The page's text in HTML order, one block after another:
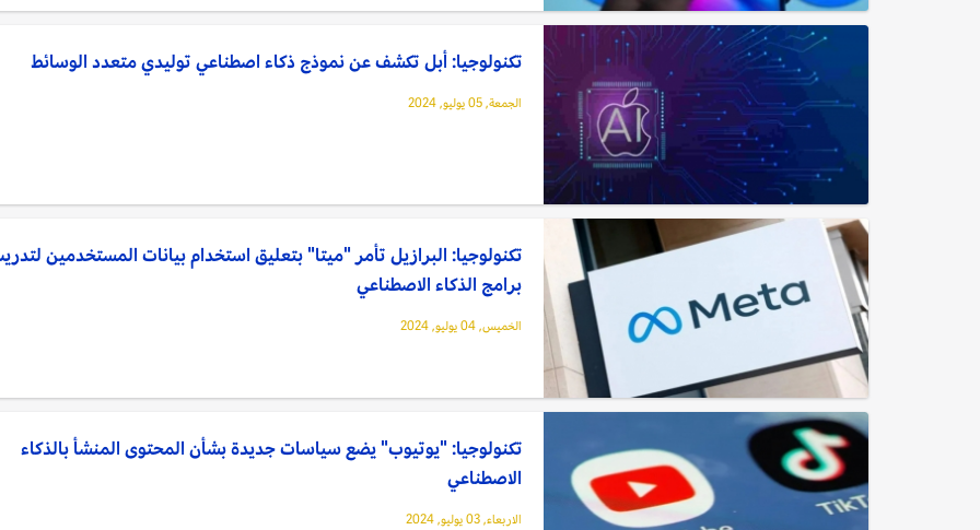
تكنولوجيا: أبل تكشف عن نموذج ذكاء اصطناعي توليدي متعدد الوسائط
الجمعة, 05 يوليو, 2024
تكنولوجيا: البرازيل تأمر "ميتا" بتعليق استخدام بيانات المستخدمين
برامج الذكاء الاصطناعي
الخميس, 04 يوليو, 2024
تكنولوجيا: "يوتيوب" يضع سياسات جديدة بشأن المحتوى المنشأ بالذكاء
الاصطناعي
الاربعاء, 03 يوليو, 2024